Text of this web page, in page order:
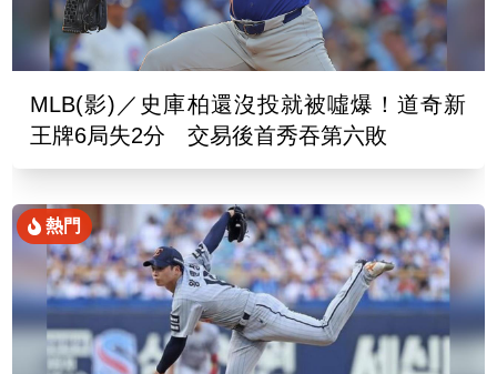
MLB(影)／史庫柏還沒投就被噓爆！道奇新
王牌6局失2分 交易後首秀吞第六敗
熱門